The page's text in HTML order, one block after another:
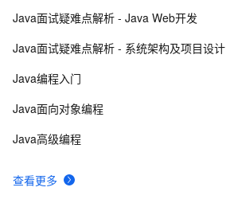
10java 中的多线程   内部类实现 数据共享
查看更多
Java面试疑难点解析 - Java Web开发
Java面试疑难点解析 - 系统架构及项目设计
Java编程入门
Java面向对象编程
Java高级编程